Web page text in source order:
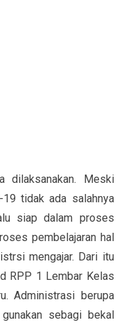
dilaksanakan. Meski
tidak ada salahnya
siap dalam proses
pembelajaran hal
mengajar. Dari itu
RPP 1 Lembar Kelas
Administrasi berupa
sebagi bekal